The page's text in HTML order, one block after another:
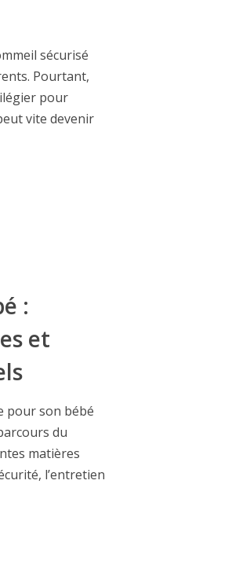
sécurisé
Pourtant,
pour
vite devenir
:
et
pour son bébé
du
matières
l’entretien